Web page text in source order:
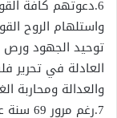
6.دعوتهم كافة
توحيد الجهود ورص
العادلة في تحرير
والعدالة ومحاربة